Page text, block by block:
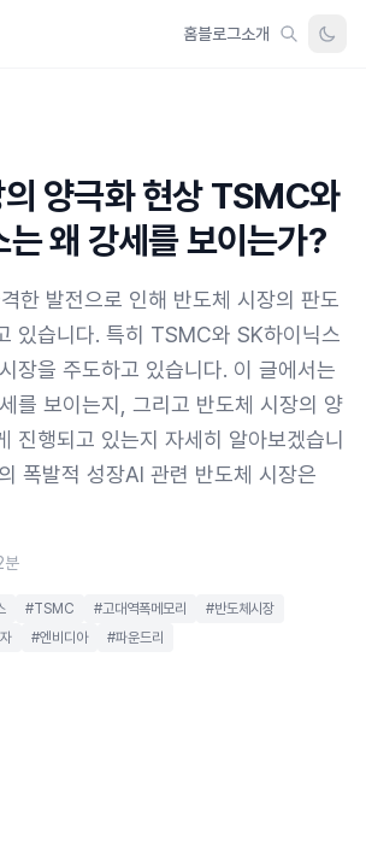
홈블로그소개
양극화 현상 TSMC와
왜 강세를 보이는가?
한 발전으로 인해 반도체 시장의 판도
있습니다. 특히 TSMC와 SK하이닉스
장을 주도하고 있습니다. 이 글에서는
를 보이는지, 그리고 반도체 시장의 양
진행되고 있는지 자세히 알아보겠습니
폭발적 성장AI 관련 반도체 시장은
분
#TSMC #고대역폭메모리
#반도체시장
#엔비디아 #파운드리